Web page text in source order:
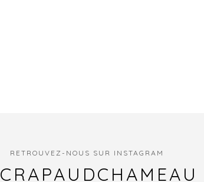
RETROUVEZ-NOUS SUR INSTAGRAM
CRAPAUDCHAMEAU